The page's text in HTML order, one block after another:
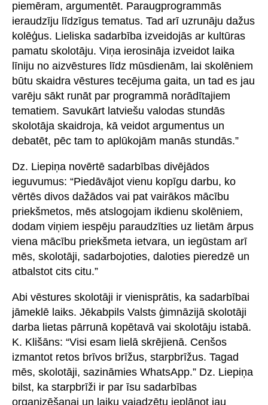
piemēram, argumentēt. Paraugprogrammās
ieraudzīju līdzīgus tematus. Tad arī uzrunāju dažus
kolēģus. Lieliska sadarbība izveidojās ar kultūras
pamatu skolotāju. Viņa ierosināja izveidot laika
līniju no aizvēstures līdz mūsdienām, lai skolēniem
būtu skaidra vēstures tecējuma gaita, un tad es jau
varēju sākt runāt par programmā norādītajiem
tematiem. Savukārt latviešu valodas stundās
skolotāja skaidroja, kā veidot argumentus un
debatēt, pēc tam to aplūkojām manās stundās.”
Dz. Liepiņa novērtē sadarbības divējādos
ieguvumus: “Piedāvājot vienu kopīgu darbu, ko
vērtēs divos dažādos vai pat vairākos mācību
priekšmetos, mēs atslogojam ikdienu skolēniem,
dodam viņiem iespēju paraudzīties uz lietām ārpus
viena mācību priekšmeta ietvara, un iegūstam arī
mēs, skolotāji, sadarbojoties, daloties pieredzē un
atbalstot cits citu.”
Abi vēstures skolotāji ir vienisprātis, ka sadarbībai
jāmeklē laiks. Jēkabpils Valsts ģimnāzijā skolotāji
darba lietas pārrunā kopētavā vai skolotāju istabā.
K. Klišāns: “Visi esam lielā skrējienā. Cenšos
izmantot retos brīvos brīžus, starpbrīžus. Tagad
mēs, skolotāji, sazināmies WhatsApp.” Dz. Liepiņa
bilst, ka starpbrīži ir par īsu sadarbības
organizēšanai un laiku vajadzētu ieplānot jau